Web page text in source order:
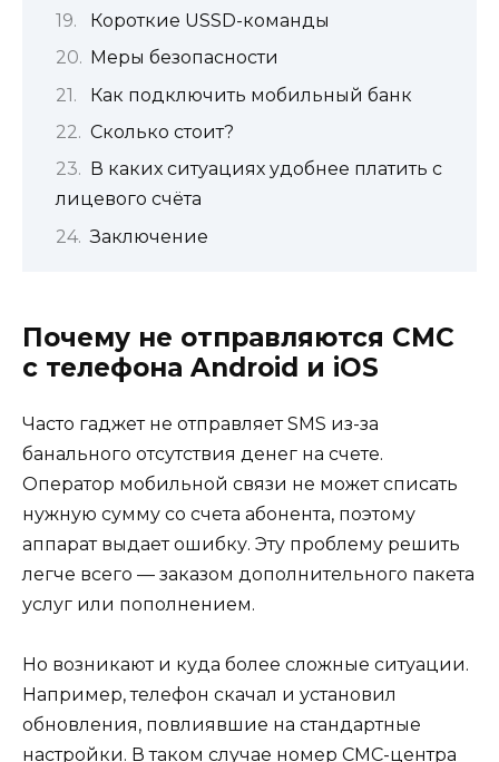
Короткие USSD-команды
Меры безопасности
Как подключить мобильный банк
Сколько стоит?
В каких ситуациях удобнее платить с
лицевого счёта
Заключение
Почему не отправляются СМС
с телефона Android и iOS
Часто гаджет не отправляет SMS из-за
банального отсутствия денег на счете.
Оператор мобильной связи не может списать
нужную сумму со счета абонента, поэтому
аппарат выдает ошибку. Эту проблему решить
легче всего — заказом дополнительного пакета
услуг или пополнением.
Но возникают и куда более сложные ситуации.
Например, телефон скачал и установил
обновления, повлиявшие на стандартные
настройки. В таком случае номер СМС-центра